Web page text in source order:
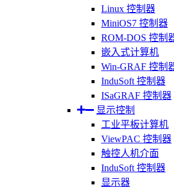
Linux 控制器
MiniOS7 控制器
ROM-DOS 控制
嵌入式计算机
Win-GRAF 控制
InduSoft 控制器
ISaGRAF 控制器
显示控制
工业平板计算机
ViewPAC 控制器
触控人机介面
InduSoft 控制器
显示器